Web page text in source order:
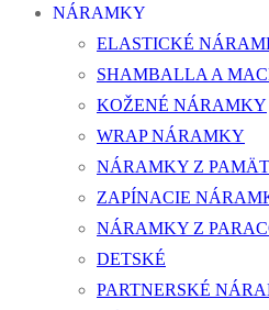
NÁRAMKY
ELASTICKÉ
SHAMBALLA A
KOŽENÉ NÁRAMKY
WRAP NÁRAMKY
NÁRAMKY Z
ZAPÍNACIE
NÁRAMKY Z
DETSKÉ
PARTNERSKÉ